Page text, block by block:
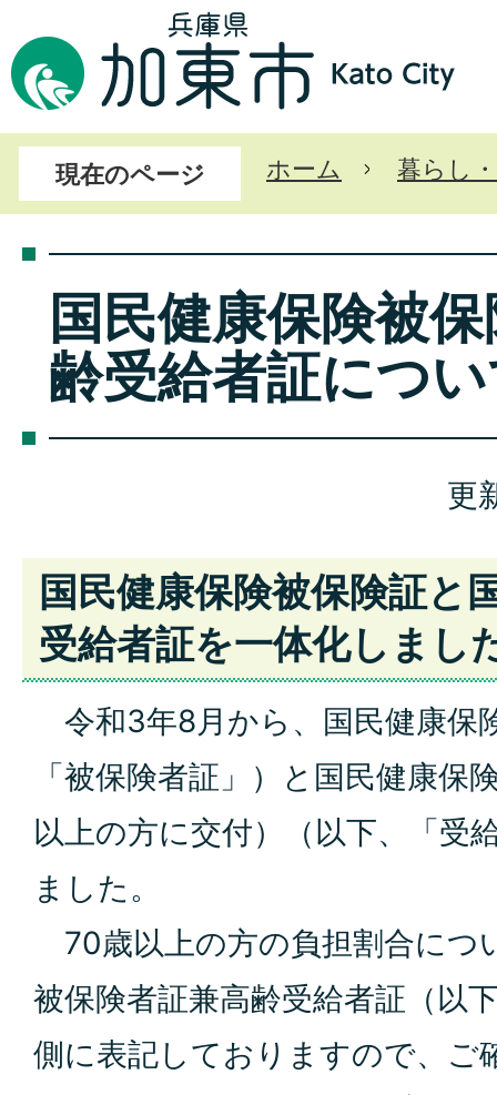
現在のページ ホーム 暮らし
国民健康保険被
齢受給者証につ
更
国民健康保険被保険証と
受給者証を一体化しまし
令和3年8月から、国民健康保
「被保険者証」）と国民健康保
以上の方に交付）（以下、「受
ました。
70歳以上の方の負担割合につ
被保険者証兼高齢受給者証（以
側に表記しておりますので、ご